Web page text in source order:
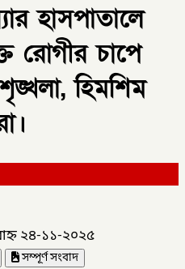
হাসপাতালে
রোগীর চাপে
হিমশিম
২৪-১১-২০২৫
সম্পূর্ণ সংবাদ